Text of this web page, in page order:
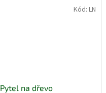
Pytel na dřevo
Kód:LN